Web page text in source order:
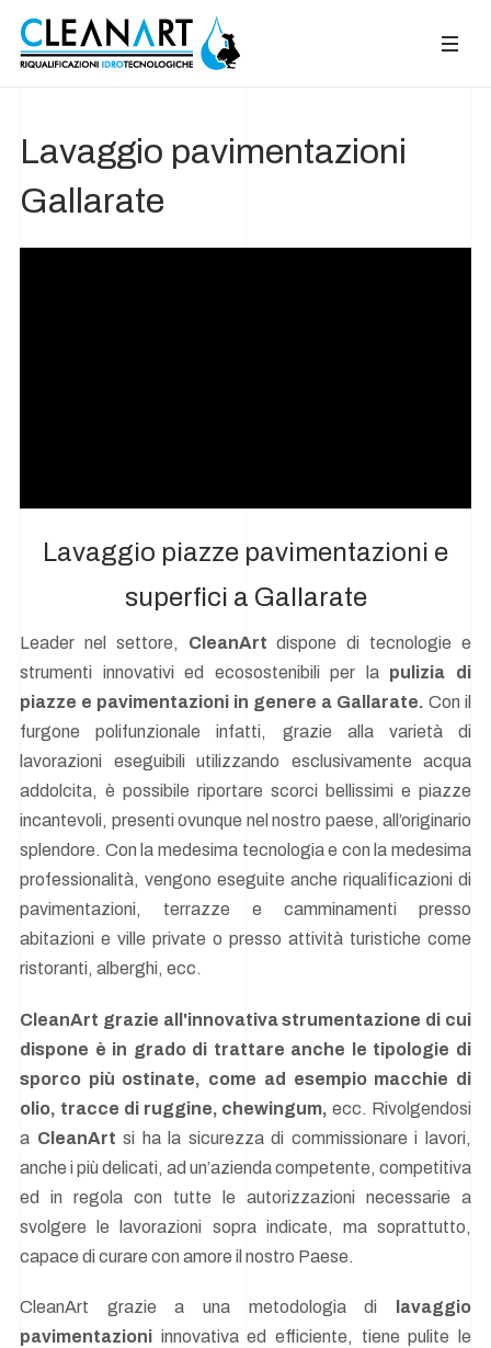
Lavaggio pavimentazioni
Gallarate
Lavaggio piazze pavimentazioni e
superfici a Gallarate
Leader nel settore, CleanArt dispone di tecnologie e
strumenti innovativi ed ecosostenibili per la pulizia di
piazze e pavimentazioni in genere a Gallarate. Con il
furgone polifunzionale infatti, grazie alla varietà di
lavorazioni eseguibili utilizzando esclusivamente acqua
addolcita, è possibile riportare scorci bellissimi e piazze
incantevoli, presenti ovunque nel nostro paese, all’originario
splendore. Con la medesima tecnologia e con la medesima
professionalità, vengono eseguite anche riqualificazioni di
pavimentazioni, terrazze e camminamenti presso
abitazioni e ville private o presso attività turistiche come
ristoranti, alberghi, ecc.
CleanArt grazie all'innovativa strumentazione di cui
dispone è in grado di trattare anche le tipologie di
sporco più ostinate, come ad esempio macchie di
olio, tracce di ruggine, chewingum, ecc. Rivolgendosi
a CleanArt si ha la sicurezza di commissionare i lavori,
anche i più delicati, ad un’azienda competente, competitiva
ed in regola con tutte le autorizzazioni necessarie a
svolgere le lavorazioni sopra indicate, ma soprattutto,
capace di curare con amore il nostro Paese.
CleanArt grazie a una metodologia di
lavaggio
pavimentazioni innovativa ed efficiente, tiene pulite le